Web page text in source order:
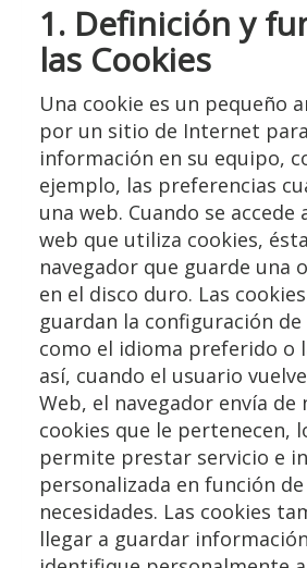
1. Definición y
las Cookies
Una cookie es un pequeño
por un sitio de Internet
información en su equipo,
ejemplo, las preferencias
una web. Cuando se accede
web que utiliza cookies,
navegador que guarde una
en el disco duro. Las
guardan la configuración
como el idioma preferido o
así, cuando el usuario
Web, el navegador envía de
cookies que le pertenecen,
permite prestar servicio e
personalizada en función de
necesidades. Las cookies
llegar a guardar